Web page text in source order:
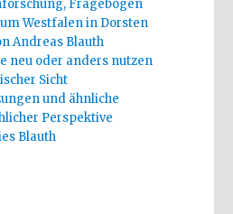
Fragebogen
Westfalen in Dorsten
Andreas Blauth
neu oder anders nutzen
Sicht
und ähnliche
Perspektive
Blauth